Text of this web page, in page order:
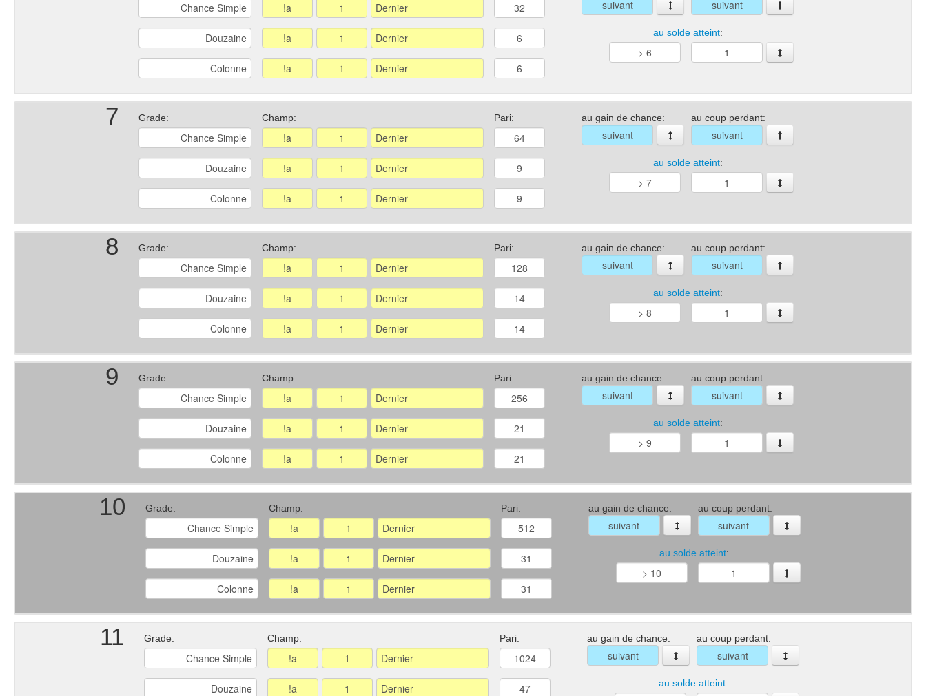
au solde atteint:
7 Grade: Champ: Pari: au gain de chance: au coup perdant:
au solde atteint:
8 Grade: Champ: Pari: au gain de chance: au coup perdant:
au solde atteint:
9 Grade: Champ: Pari: au gain de chance: au coup perdant:
au solde atteint:
10 Grade: Champ: Pari: au gain de chance: au coup perdant:
au solde atteint:
11 Grade: Champ: Pari: au gain de chance: au coup perdant:
au solde atteint: